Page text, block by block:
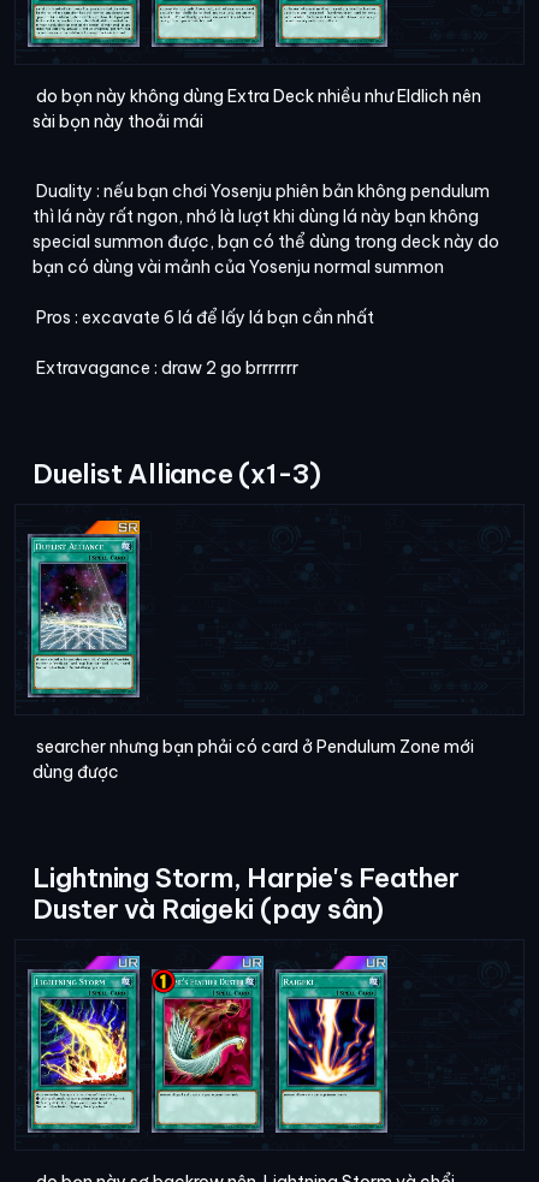
do bọn này không dùng Extra Deck nhiều như Eldlich nên
sài bọn này thoải mái
Duality : nếu bạn chơi Yosenju phiên bản không pendulum
thì lá này rất ngon, nhớ là lượt khi dùng lá này bạn không
special summon được, bạn có thể dùng trong deck này do
bạn có dùng vài mảnh của Yosenju normal summon
Pros : excavate 6 lá để lấy lá bạn cần nhất
Extravagance : draw 2 go brrrrrrr
Duelist Alliance (x1-3)
searcher nhưng bạn phải có card ở Pendulum Zone mới
dùng được
Lightning Storm, Harpie's Feather
Duster và Raigeki (pay sân)